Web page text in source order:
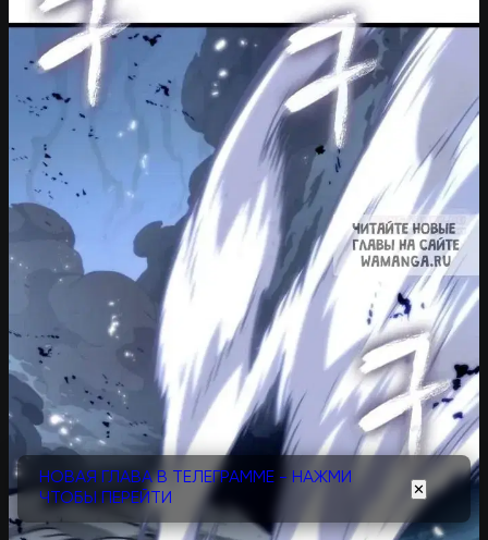
НОВАЯ ГЛАВА В ТЕЛЕГРАММЕ - НАЖМИ
ЧТОБЫ ПЕРЕЙТИ
✕